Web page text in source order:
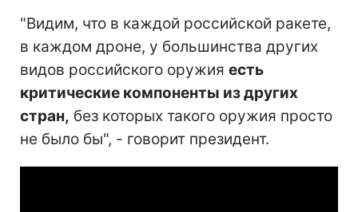
"Видим, что в каждой российской ракете,
в каждом дроне, у большинства других
видов российского оружия есть
критические компоненты из других
стран, без которых такого оружия просто
не было бы", - говорит президент.